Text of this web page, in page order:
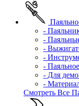
-
-
-
-
-
- Для
-
Смотреть Все